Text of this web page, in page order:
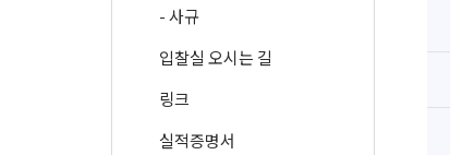
- 사규
입찰실 오시는 길
링크
실적증명서